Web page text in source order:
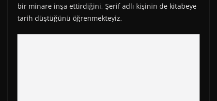
bir minare inşa ettirdiğini, Şerif adlı kişinin de kitabeye
tarih düştüğünü öğrenmekteyiz.